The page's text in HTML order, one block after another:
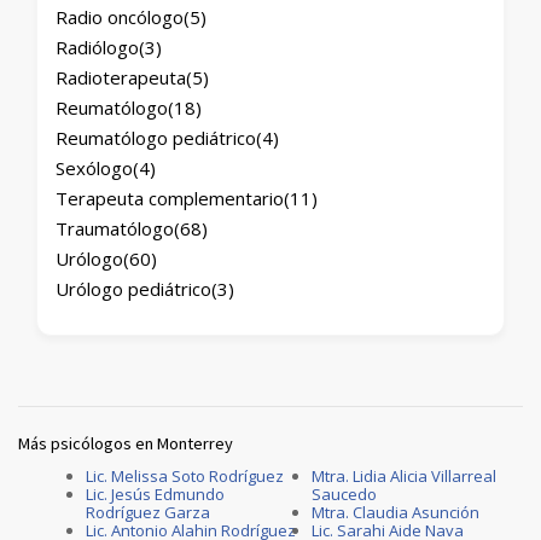
Radio oncólogo(5)
Radiólogo(3)
Radioterapeuta(5)
Reumatólogo(18)
Reumatólogo pediátrico(4)
Sexólogo(4)
Terapeuta complementario(11)
Traumatólogo(68)
Urólogo(60)
Urólogo pediátrico(3)
Más psicólogos en Monterrey
Lic. Melissa Soto Rodríguez
Lic. Jesús Edmundo
Rodríguez Garza
Lic. Antonio Alahin Rodríguez
Mtra. Lidia Alicia Villarreal
Saucedo
Mtra. Claudia Asunción
Lic. Sarahi Aide Nava